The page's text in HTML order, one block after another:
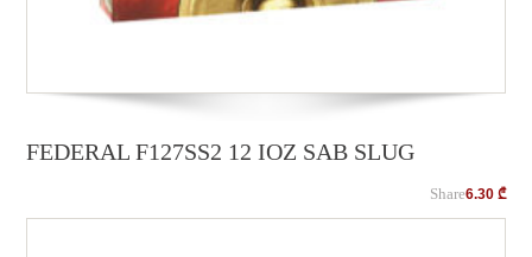
FEDERAL F127SS2 12 IOZ SAB SLUG
6.30 ₾
Share